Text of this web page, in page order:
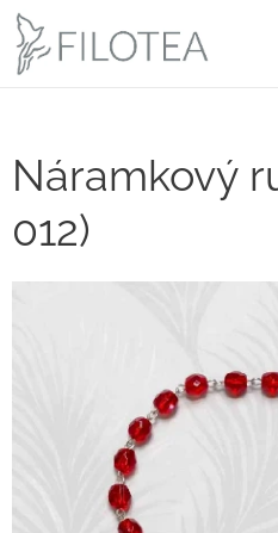
Náramkový
012)